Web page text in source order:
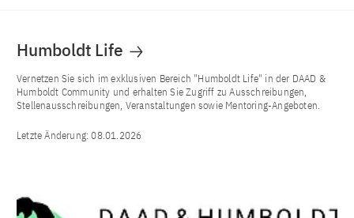
Humboldt Life
Vernetzen Sie sich im exklusiven Bereich "Humboldt Life" in der DAAD &
Humboldt Community und erhalten Sie Zugriff zu Ausschreibungen,
Stellenausschreibungen, Veranstaltungen sowie Mentoring-Angeboten.
Letzte Änderung:08.01.2026